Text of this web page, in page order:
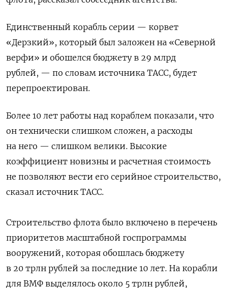
Единственный корабль серии — корвет
«Дерзкий», который был заложен на «Северной
верфи» и обошелся бюджету в 29 млрд
рублей, — по словам источника ТАСС, будет
перепроектирован.
Более 10 лет работы над кораблем показали, что
он технически слишком сложен, а расходы
на него — слишком велики. Высокие
коэффициент новизны и расчетная стоимость
не позволяют вести его серийное строительство,
сказал источник ТАСС.
Строительство флота было включено в перечень
приоритетов масштабной госпрограммы
вооружений, которая обошлась бюджету
в 20 трлн рублей за последние 10 лет. На корабли
для ВМФ выделялось около 5 трлн рублей,